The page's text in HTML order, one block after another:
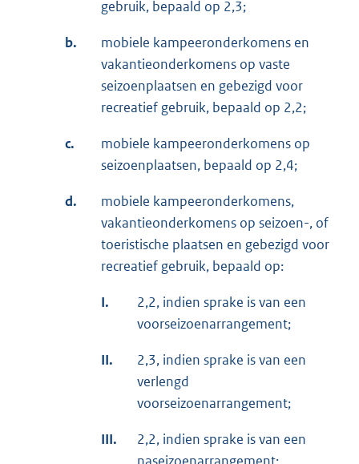
gebruik, bepaald op 2,3;
b.
mobiele kampeeronderkomens en
vakantieonderkomens op vaste
seizoenplaatsen en gebezigd voor
recreatief gebruik, bepaald op 2,2;
c.
mobiele kampeeronderkomens op
seizoenplaatsen, bepaald op 2,4;
d.
mobiele kampeeronderkomens,
vakantieonderkomens op seizoen-, of
toeristische plaatsen en gebezigd voor
recreatief gebruik, bepaald op:
I.
2,2, indien sprake is van een
voorseizoenarrangement;
II.
2,3, indien sprake is van een
verlengd
voorseizoenarrangement;
III.
2,2, indien sprake is van een